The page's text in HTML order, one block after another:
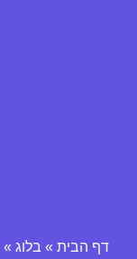
דף הבית » בלוג »